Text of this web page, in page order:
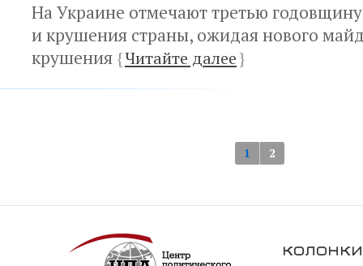
На Украине отмечают третью
и крушения страны, ожидая нового
крушения {Читайте далее}
1 2
колонки